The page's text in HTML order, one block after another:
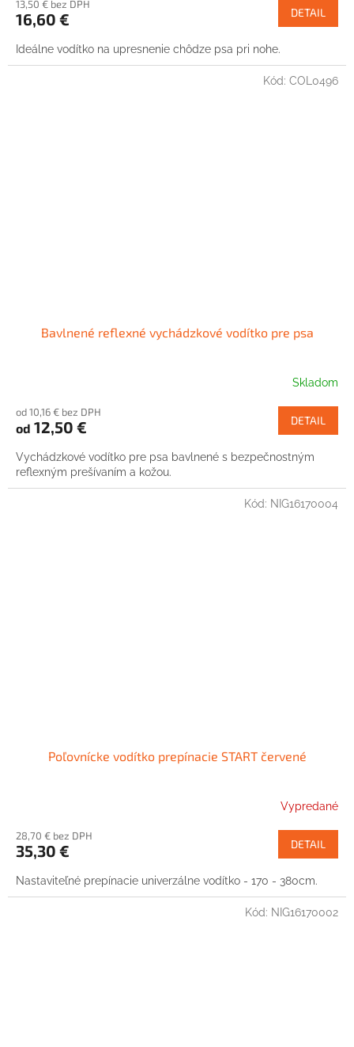
13,50 € bez DPH
16,60 € DETAIL
Ideálne vodítko na upresnenie chôdze psa pri nohe.
Bavlnené reflexné vychádzkové vodítko pre psa
Skladom
od 10,16 € bez DPH
od 12,50 € DETAIL
Vychádzkové vodítko pre psa bavlnené s bezpečnostným
reflexným prešívaním a kožou.
Kód: COL0496
Poľovnícke vodítko prepínacie START červené
Vypredané
28,70 € bez DPH
35,30 € DETAIL
Nastaviteľné prepínacie univerzálne vodítko - 170 - 380cm.
Kód: NIG16170004
Kód: NIG16170002